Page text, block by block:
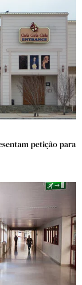
petição para